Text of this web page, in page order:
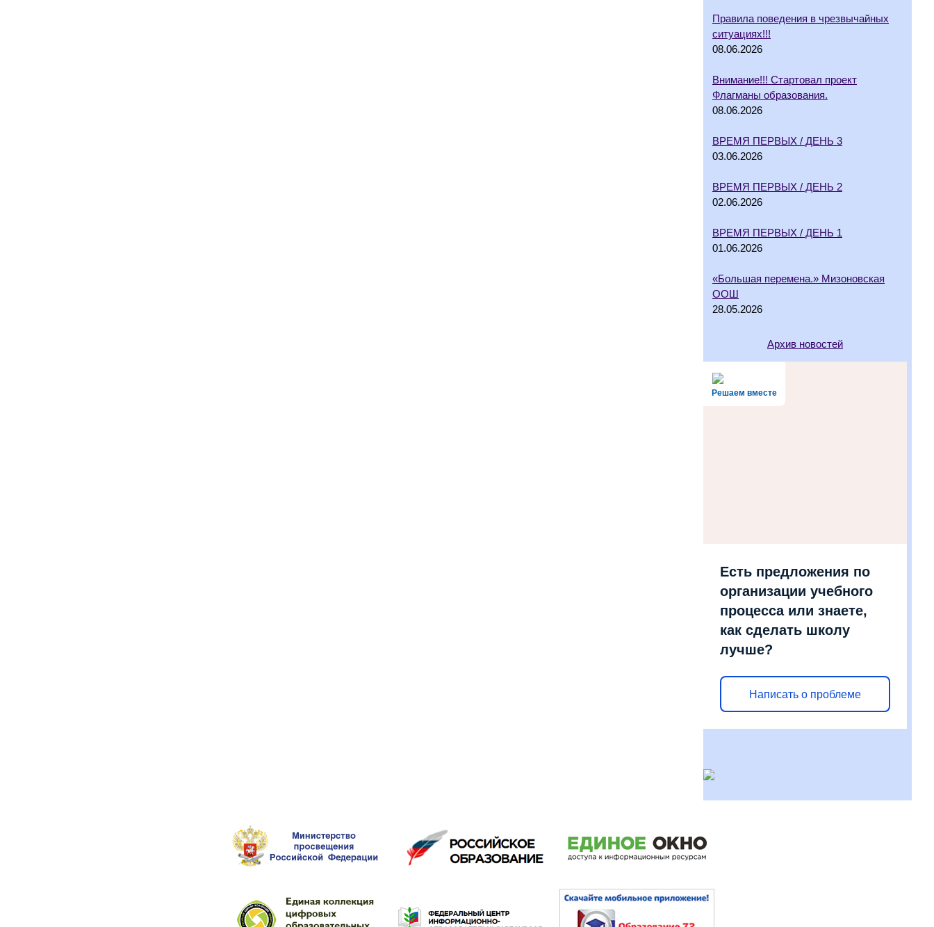
Правила поведения в чрезвычайных
ситуациях!!!
08.06.2026
Внимание!!! Стартовал проект
Флагманы образования.
08.06.2026
ВРЕМЯ ПЕРВЫХ / ДЕНЬ 3
03.06.2026
ВРЕМЯ ПЕРВЫХ / ДЕНЬ 2
02.06.2026
ВРЕМЯ ПЕРВЫХ / ДЕНЬ 1
01.06.2026
«Большая перемена.» Мизоновская
ООШ
28.05.2026
Архив новостей
Решаем вместе
Есть предложения по
организации учебного
процесса или знаете,
как сделать школу
лучше?
Написать о проблеме